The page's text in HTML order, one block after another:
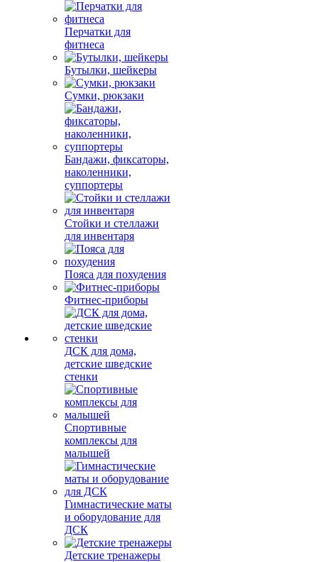
Перчатки для
фитнеса
Бутылки, шейкеры
Сумки, рюкзаки
Бандажи, фиксаторы,
наколенники,
суппортеры
Стойки и стеллажи
для инвентаря
Пояса для похудения
Фитнес-приборы
ДСК для дома,
детские шведские
стенки
Спортивные
комплексы для
малышей
Гимнастические маты
и оборудование для
ДСК
Детские тренажеры